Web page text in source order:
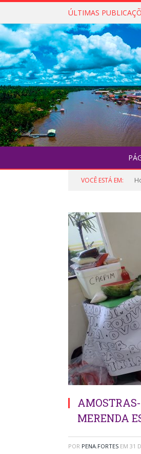
ÚLTIMAS
VOCÊ ESTÁ EM:
MERENDA
POR PENA.FORTES EM 31